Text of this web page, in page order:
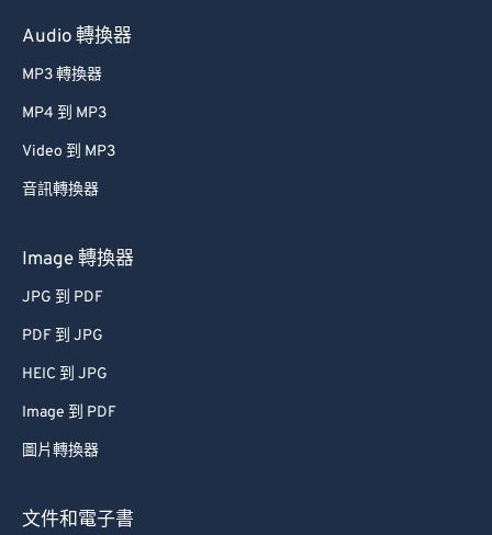
Audio 轉換器
MP3 轉換器
MP4 到 MP3
Video 到 MP3
音訊轉換器
Image 轉換器
JPG 到 PDF
PDF 到 JPG
HEIC 到 JPG
Image 到 PDF
圖片轉換器
文件和電子書